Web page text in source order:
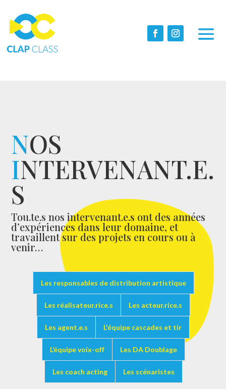
NOS
INTERVENANT.E.
S
Tou.te.s nos intervenant.e.s ont des années
d’expériences dans leur domaine, et
travaillent sur des projets en cours ou à
venir…
Les responsables de distribution artistique
Les réalisateur.rice.s Les acteur.rice.s
Les agent.e.s L'équipe cascades et tir
L’équipe voix-off Les DA Doublage
Les coach acting Les scénaristes